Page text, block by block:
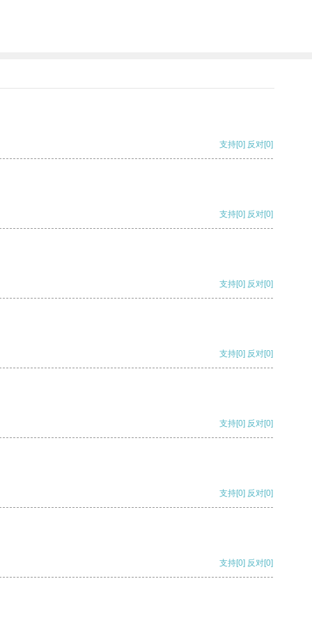
支持[0] 反对[0]
支持[0] 反对[0]
支持[0] 反对[0]
支持[0] 反对[0]
支持[0] 反对[0]
支持[0] 反对[0]
支持[0] 反对[0]